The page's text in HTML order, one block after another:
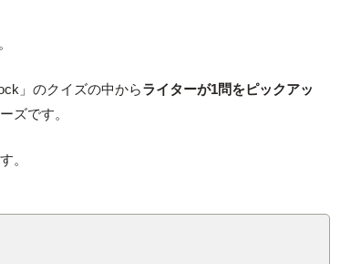
」のクイズの中からライターが1問をピックアッ
ズです。
。